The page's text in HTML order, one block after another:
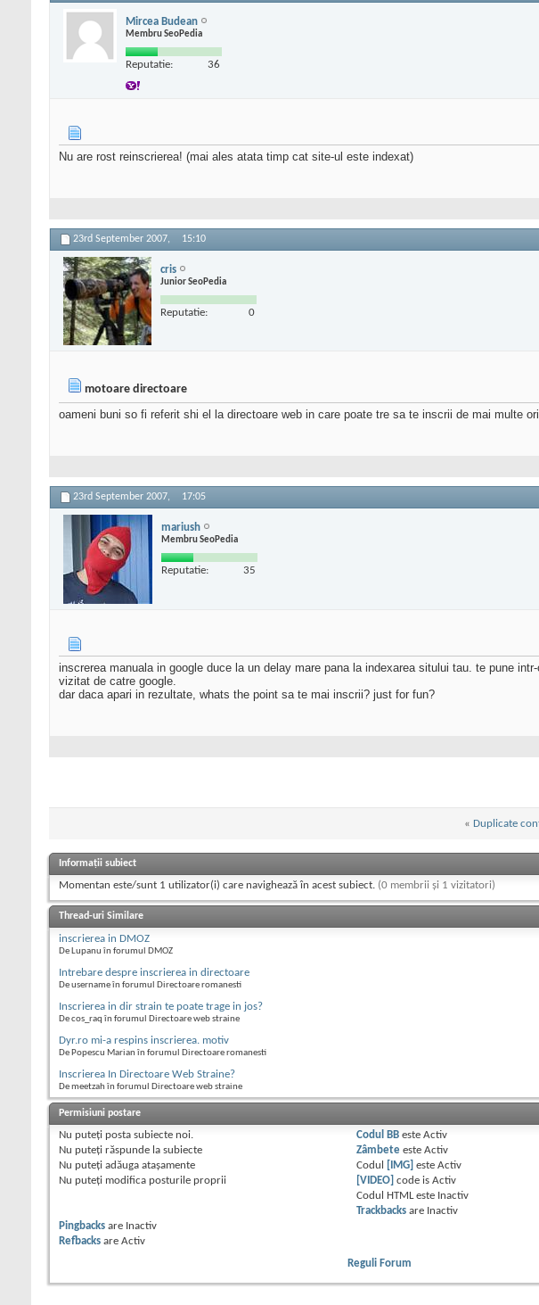
Mircea Budean
Membru SeoPedia
Reputatie: 36
Nu are rost reinscrierea! (mai ales atata timp cat site-ul este indexat)
23rd September 2007, 15:10
cris
Junior SeoPedia
Reputatie: 0
motoare directoare
oameni buni so fi referit shi el la directoare web in care poate tre sa te inscrii de mai multe
23rd September 2007, 17:05
mariush
Membru SeoPedia
Reputatie: 35
inscrerea manuala in google duce la un delay mare pana la indexarea sitului tau. te pune
vizitat de catre google.
dar daca apari in rezultate, whats the point sa te mai inscrii? just for fun?
« Duplicate
Informații subiect
Momentan este/sunt 1 utilizator(i) care navighează în acest subiect. (0 membrii și 1 vizitatori)
Thread-uri Similare
inscrierea in DMOZ
De Lupanu în forumul DMOZ
Intrebare despre inscrierea in directoare
De username în forumul Directoare romanesti
Inscrierea in dir strain te poate trage in jos?
De cos_raq în forumul Directoare web straine
Dyr.ro mi-a respins inscrierea. motiv
De Popescu Marian în forumul Directoare romanesti
Inscrierea In Directoare Web Straine?
De meetzah în forumul Directoare web straine
Permisiuni postare
Nu puteţi posta subiecte noi.
Nu puteţi răspunde la subiecte
Nu puteţi adăuga ataşamente
Nu puteţi modifica posturile proprii
Codul BB esteActiv
Zâmbete esteActiv
Codul
[IMG] esteActiv
[VIDEO] code isActiv
Codul HTML este Inactiv
Trackbacks are Inactiv
Pingbacks are Inactiv
Refbacks are Activ
Reguli Forum